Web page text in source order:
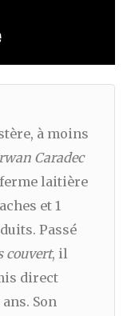
à moins
Caradec
laitière
et 1
Passé
couvert, il
direct
Son